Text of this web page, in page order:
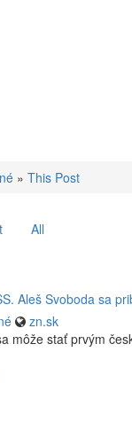
» This Post
All
Aleš Svoboda sa
zn.sk
môže stať prvým